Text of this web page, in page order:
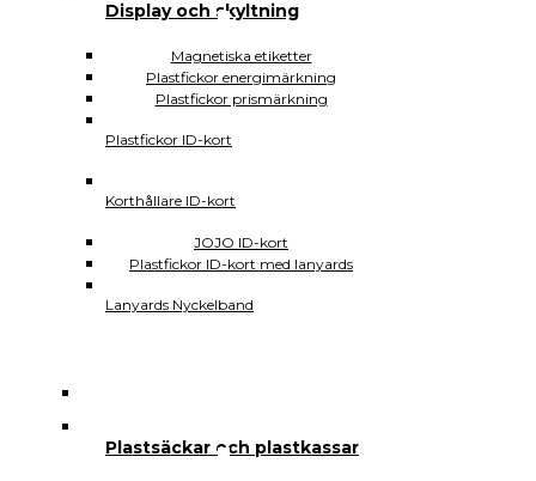
Display och skyltning
Magnetiska etiketter
Plastfickor energimärkning
Plastfickor prismärkning
Plastfickor ID-kort
Korthållare ID-kort
JOJO ID-kort
Plastfickor ID-kort med lanyards
Lanyards Nyckelband
Plastsäckar och plastkassar
SIDEWALK CD DVD USB
CD-fodral
CD-förvaring
CD-skivor
DVD-fickor
Spelboxar
SIDEWALK Plastfickor
Affischfodral
Plastfickor ohålade
Plastsäckar och plastkassar